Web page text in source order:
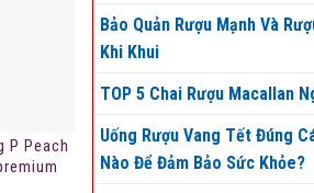
Bảo Quản Rượu Mạnh Và
Khi Khui
TOP 5 Chai Rượu Macallan
Uống Rượu Vang Tết Đúng
Nào Để Đảm Bảo Sức Khỏe?
P Peach